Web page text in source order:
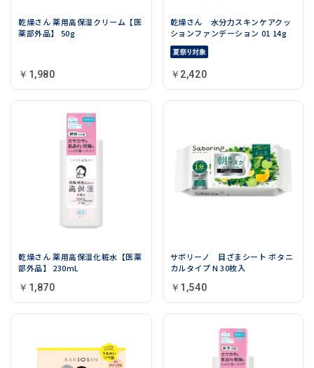
乾燥さん 薬用高保湿クリーム【医
薬部外品】 50g
￥1,980
乾燥さん 水分力スキンケアクッ
ションファンデーション 01 14g
￥2,420
乾燥さん 薬用高保湿化粧水【医薬
部外品】 230mL
￥1,870
サボリーノ 目ざまシート ボタニ
カルタイプ N 30枚入
￥1,540